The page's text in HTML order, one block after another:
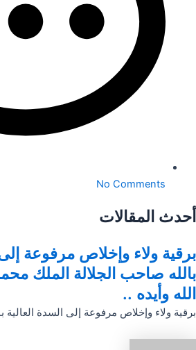
No Comments
أحدث المقالات
برقية ولاء وإخلاص مرفوعة
بالله صاحب الجلالة الملك
الله وأيده ..
برقية ولاء وإخلاص مرفوعة إلى السدة العالية